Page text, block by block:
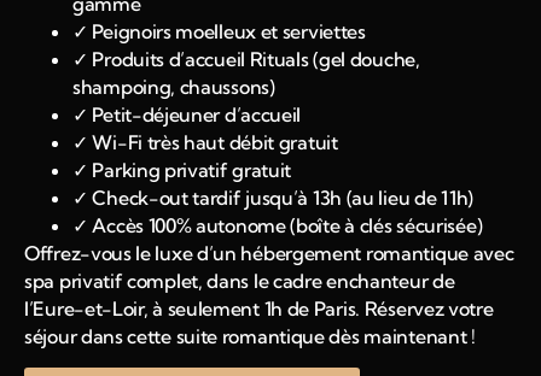
✓ Peignoirs moelleux et serviettes
✓ Produits d’accueil Rituals (gel douche,
shampoing, chaussons)
✓ Petit-déjeuner d’accueil
✓ Wi-Fi très haut débit gratuit
✓ Parking privatif gratuit
✓ Check-out tardif jusqu’à 13h (au lieu de 11h)
✓ Accès 100% autonome (boîte à clés sécurisée)
Offrez-vous le luxe d’un hébergement romantique avec
spa privatif complet, dans le cadre enchanteur de
l’Eure-et-Loir, à seulement 1h de Paris. Réservez votre
séjour dans cette suite romantique dès maintenant !